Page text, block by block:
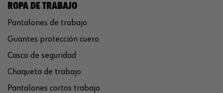
ROPA DE TRABAJO
Pantalones de trabajo
Guantes protección cuero
Casco de seguridad
Chaqueta de trabajo
Pantalones cortos trabajo